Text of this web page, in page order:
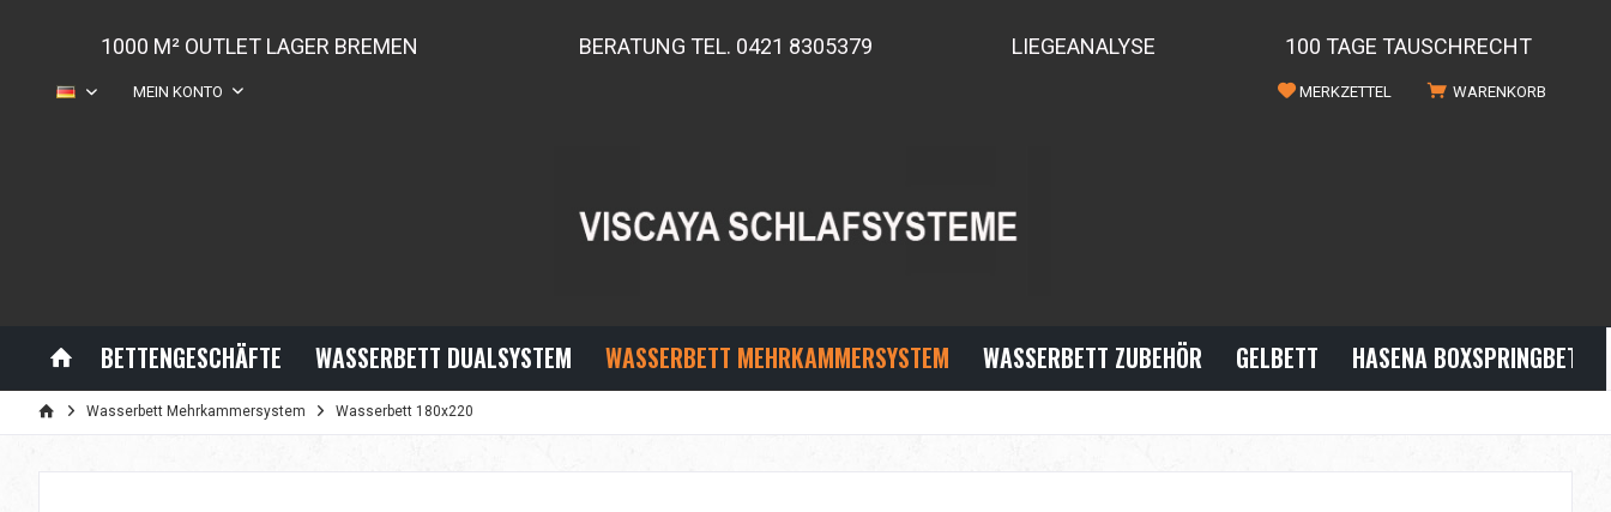
1000 M² OUTLET LAGER BREMEN BERATUNG TEL. 0421 8305379 LIEGEANALYSE 100 TAGE TAUSCHRECHT
WARENKORB
MERKZETTEL
MEIN KONTO
BETTENGESCHÄFTE WASSERBETT DUALSYSTEM WASSERBETT MEHRKAMMERSYSTEM WASSERBETT ZUBEHÖR GELBETT HASENA
Wasserbett Mehrkammersystem Wasserbett 180x220